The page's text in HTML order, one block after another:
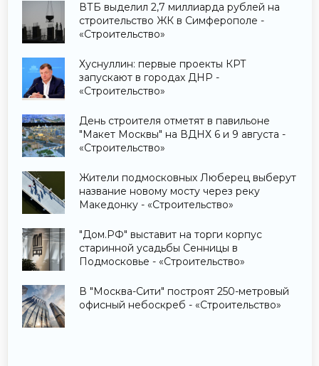
ВТБ выделил 2,7 миллиарда рублей на
строительство ЖК в Симферополе -
«Строительство»
Хуснуллин: первые проекты КРТ
запускают в городах ДНР -
«Строительство»
День строителя отметят в павильоне
"Макет Москвы" на ВДНХ 6 и 9 августа -
«Строительство»
Жители подмосковных Люберец выберут
название новому мосту через реку
Македонку - «Строительство»
"Дом.РФ" выставит на торги корпус
старинной усадьбы Сенницы в
Подмосковье - «Строительство»
В "Москва-Сити" построят 250-метровый
офисный небоскреб - «Строительство»